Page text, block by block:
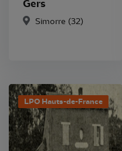
Gers
Simorre (32)
LPO Hauts-de-France